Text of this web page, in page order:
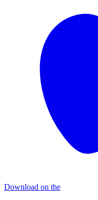
Download on the